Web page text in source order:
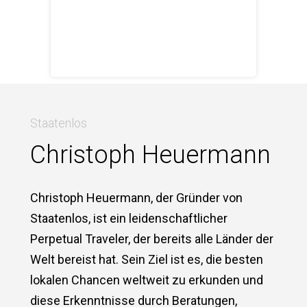
Staatenlos
Christoph Heuermann
Christoph Heuermann, der Gründer von
Staatenlos, ist ein leidenschaftlicher
Perpetual Traveler, der bereits alle Länder der
Welt bereist hat. Sein Ziel ist es, die besten
lokalen Chancen weltweit zu erkunden und
diese Erkenntnisse durch Beratungen,